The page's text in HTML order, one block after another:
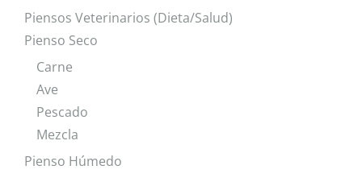
Piensos Veterinarios (Dieta/Salud)
Pienso Seco
Carne
Ave
Pescado
Mezcla
Pienso Húmedo